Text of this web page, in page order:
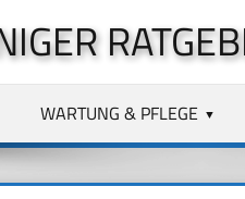
WARTUNG & PFLEGE